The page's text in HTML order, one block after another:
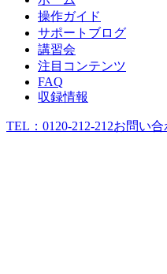
操作ガイド
サポートブログ
講習会
注目コンテンツ
FAQ
収録情報
TEL： 0120-212-212お問い合